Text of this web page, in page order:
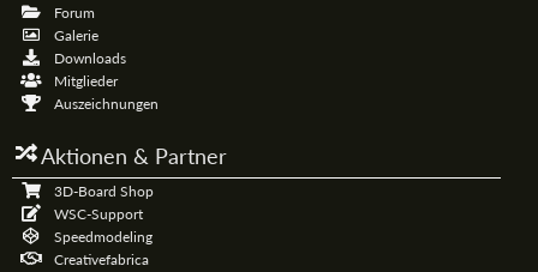
Forum
Galerie
Downloads
Mitglieder
Auszeichnungen
Aktionen & Partner
3D-Board Shop
WSC-Support
Speedmodeling
Creativefabrica